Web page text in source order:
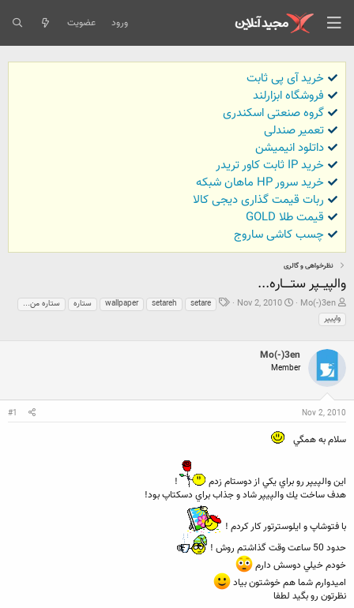
ورود عضویت
خرید آی پی ثابت
فروشگاه ابزارلند
گروه صنعتی اسکندری
تعمیر صندلی
داتلود انیمیشن
خرید IP ثابت کاور تریدر
خرید سرور HP ماهان شبکه
ربات قیمت گذاری دیجی کالا
قیمت طلا GOLD
چسب کاشی ساروج
نظرخواهی و گالری
والپيـــپر ستـــــاره...
ش
ر
و
ک
ن
ن
د
ه
م
ض
و
Mo(-)3en
ت
خ
ش
ر
ع
Nov 2, 2010
ب setare
setareh
wallpaper ستاره
ستاره من...
واپيپر
Mo(-)3en
Member
Nov 2, 2010
#1
سلام به همگي
اين والپيپر رو براي يكي از دوستام زدم
!
هدف ساخت يك والپيپر شاد و جذاب براي دسكتاپ بود!
با فتوشاپ و ايلوسترتور كار كردم !
حدود 50 ساعت وقت گذاشتم روش !
خودم خيلي دوسش دارم
اميدوارم شما هم خوشتون بياد
نظرتون رو بگيد لطفا